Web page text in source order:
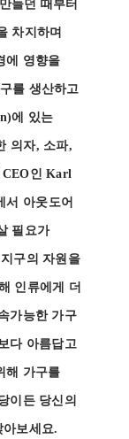
들던 때부터
차지하며
에 영향을
를 생산하고
에 있는
의자, 소파,
CEO인 Karl
아웃도어
필요가
구의 자원을
인류에게 더
가능한 가구
다 아름답고
해 가구를
이든 당신의
보세요.